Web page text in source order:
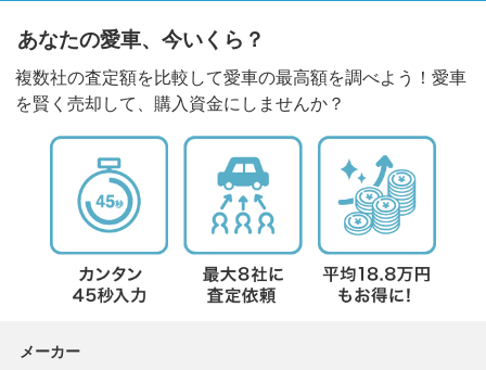
あなたの愛車、今いくら？
複数社の査定額を比較して愛車の最高額を調べよう！愛車
を賢く売却して、購入資金にしませんか？
メーカー